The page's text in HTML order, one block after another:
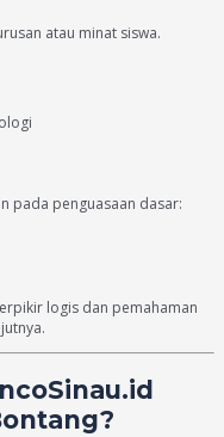
atau minat siswa.
pada penguasaan dasar:
logis dan pemahaman